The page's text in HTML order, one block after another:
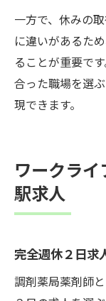
一方で、休みの
に違いがあるた
ることが重要で
合った職場を選
現できます。
ワークラ
駅求人
完全週休２日求
調剤薬局薬剤師